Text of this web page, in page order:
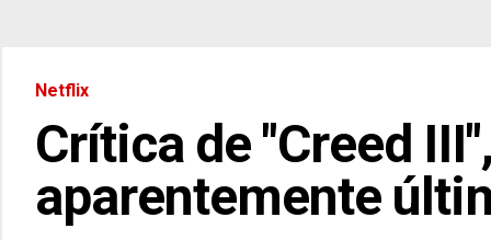
Netflix
Crítica de "Creed
aparentemente